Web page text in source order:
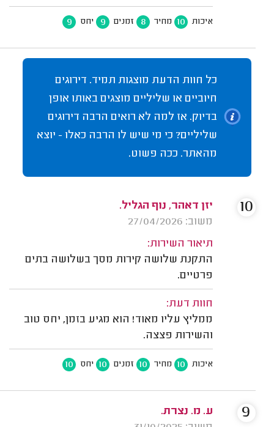
איכות 10 מחיר 8 זמנים 9 יחס 9
כל חוות הדעת מוצגות תמיד. דירוגים
חיוביים או שליליים מוצגים באותו אופן
בדיוק. אז למה לא רואים הרבה דירוגים
שליליים? כי מי שיש לו הרבה כאלו - יוצא
מהאתר. ככה פשוט.
יזן דאהר, נוף הגליל.
משוב: 27/04/2026
תיאור השירות:
התקנת שלושה קירות מסך בשלושה בתים
פרטיים.
חוות דעת:
ממליץ עליו מאוד! הוא מגיע בזמן, יחס טוב
והשירות פצצה.
איכות 10 מחיר 10 זמנים 10 יחס 10
10
ע. מ. נצרת.
9